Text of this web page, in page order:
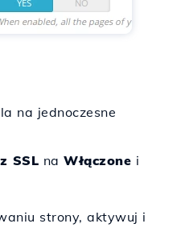
na jednoczesne
SSL na Włączone i
strony, aktywuj i